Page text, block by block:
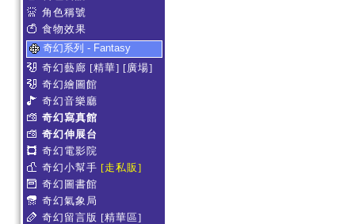
角色稱號
食物效果
奇幻系列 - Fantasy
奇幻藝廊 [精華] [廣場]
奇幻繪圖館
奇幻音樂廳
奇幻寫真館
奇幻伸展台
奇幻電影院
奇幻小幫手 [走私販]
奇幻圖書館
奇幻氣象局
奇幻留言版 [精華區]